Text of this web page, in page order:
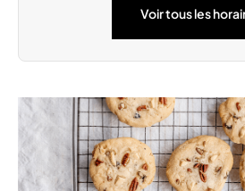
Dimanche 6 Septembre
Voir tous les